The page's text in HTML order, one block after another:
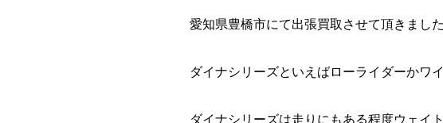
愛知県豊橋市にて出張買取させて頂きまし
ダイナシリーズといえばローライダーかワ
ダイナシリーズは走りにもある程度ウェイ